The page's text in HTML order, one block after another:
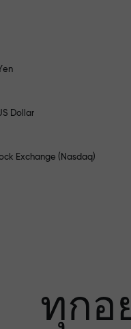
ารพิมพ์ผิด ยิ่งฝากมาก ตัว
ไร้ค
ำไรข
สุด
ลาด
Dollar
Exchange (Nasdaq)
ทุกอ